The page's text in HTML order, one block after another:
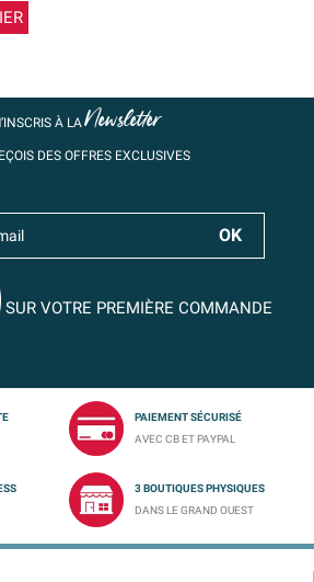
À LANewsletter
DES OFFRES EXCLUSIVES
SUR VOTRE PREMIÈRE COMMANDE
PAIEMENT SÉCURISÉ
AVEC CB ET PAYPAL
3 BOUTIQUES PHYSIQUES
DANS LE GRAND OUEST